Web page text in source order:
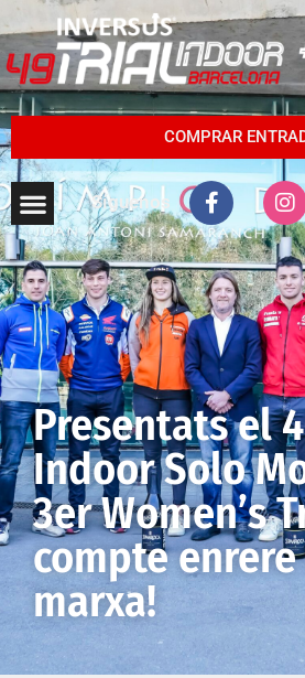
COMPRAR
Síguenos
Presentats el
Indoor Solo
3er Women’s
compte
marxa!